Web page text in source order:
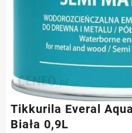
Tikkurila Everal
Biała 0,9L